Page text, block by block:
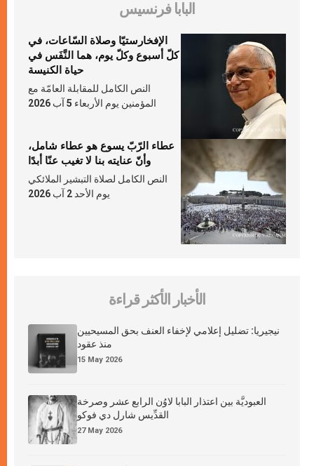
البابا فرنسيس
الإفخارستيّا وصلاة السّاعات، في
كلّ أسبوع وكلّ يوم، هما النَّفَس في
حياة الكنيسة
النص الكامل للمقابلة العامّة مع
المؤمنين يوم الأربعاء 5 آب 2026
عطاء الرّبّ يسوع هو عطاء شامل،
وأنّ عنايته بنا لا تغيب عنّا أبدًا
النص الكامل لصلاة التبشير الملائكي
يوم الأحد 2 آب 2026
الأخبار الأكثر قراءة
نيجيريا: تضليل إعلامي لإخفاء العنف بحق المسيحيين
منذ عقود
15 May 2026
العبوديَّة بين اعتذار البابا لاوُن الرابع عشر وصرخة
القدِّيس شارل دي فوكو
27 May 2026